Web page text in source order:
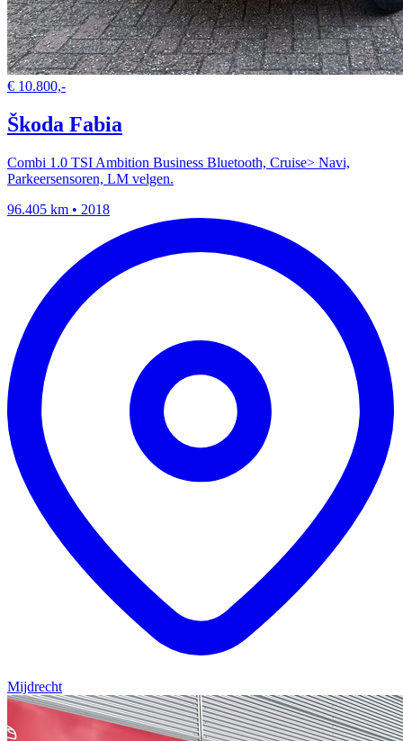
€ 10.800,-
Škoda Fabia
Combi 1.0 TSI Ambition Business Bluetooth, Cruise> Navi,
Parkeersensoren, LM velgen.
96.405 km • 2018
Mijdrecht